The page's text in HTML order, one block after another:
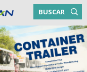
BUSCAR